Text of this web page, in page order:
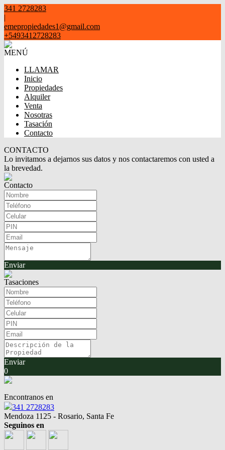
341 2728283
|
emepropiedades1@gmail.com
+5493412728283
MENÚ
LLAMAR
Inicio
Propiedades
Alquiler
Venta
Nosotras
Tasación
Contacto
CONTACTO
Lo invitamos a dejarnos sus datos y nos contactaremos con usted a
la brevedad.
Contacto
Enviar
Tasaciones
Enviar
0
Encontranos en
341 2728283
Mendoza 1125 - Rosario, Santa Fe
Seguinos en